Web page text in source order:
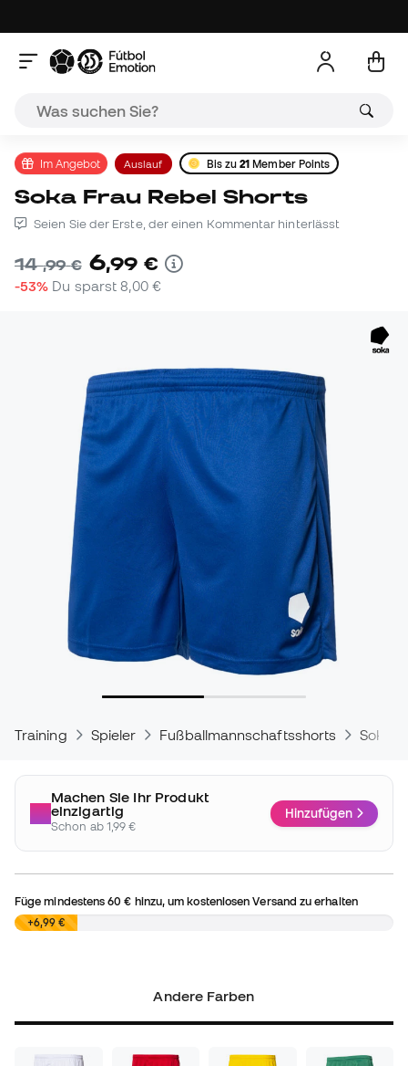
Im Angebot Auslauf Bis zu21 Member Points
Soka Frau Rebel Shorts
Seien Sie der Erste, der einen Kommentar hinterlässt
14,99 € 6,99 €
-53% Du sparst8,00 €
Training Spieler Fußballmannschaftsshorts Soka
Machen Sie Ihr Produkt
einzigartig
Schon ab 1,99 €
Hinzufügen
Füge mindestens60 € hinzu, um kostenlosen Versand zu erhalten
0,00 €
+6,99 €
Andere Farben